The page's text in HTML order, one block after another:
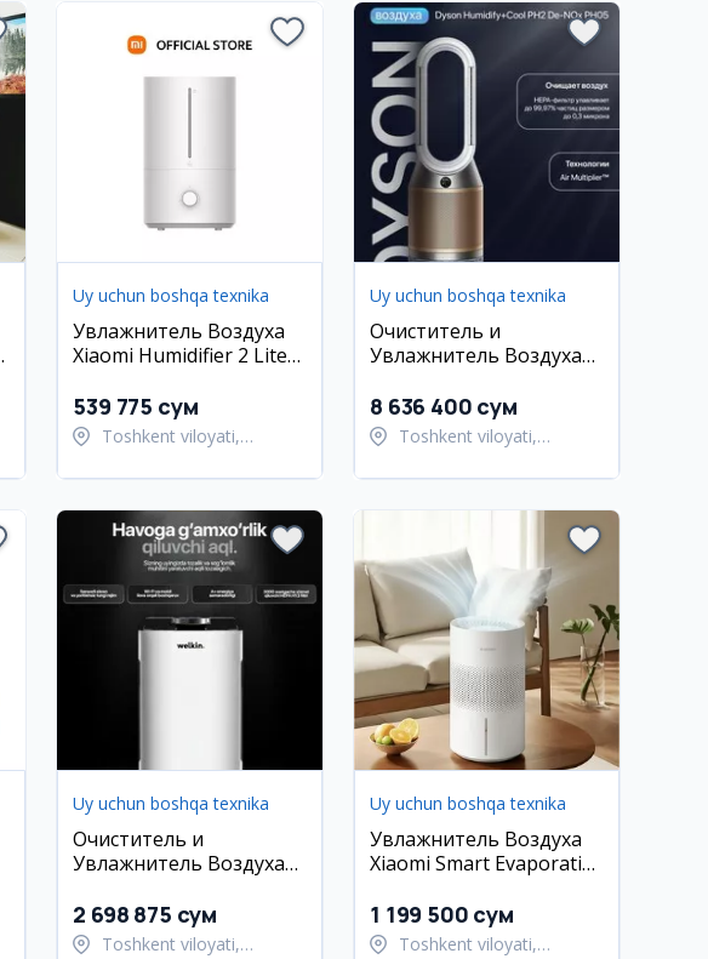
Uy uchun boshqa texnika
Увлажнитель Воздуха
Xiaomi Humidifier 2 Lite
539 775 сум
Toshkent viloyati,
Uy uchun boshqa texnika
Очиститель и
Увлажнитель Воздуха
8 636 400 сум
Toshkent viloyati,
Uy uchun boshqa texnika
Очиститель и
Увлажнитель Воздуха
Месяцев Гарантия
2 698 875 сум
Toshkent viloyati,
Uy uchun boshqa texnika
Увлажнитель Воздуха
Xiaomi Smart Evaporative
Гарантия
1 199 500 сум
Toshkent viloyati,